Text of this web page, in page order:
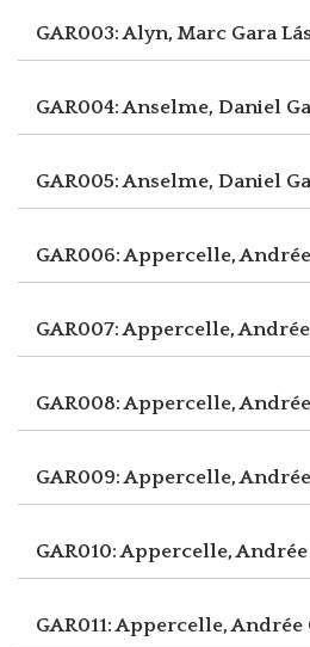
GAR003: Alyn, Marc Gara
GAR004: Anselme, Daniel
GAR005: Anselme, Daniel
GAR006: Appercelle, Andrée
GAR007: Appercelle, Andrée
GAR008: Appercelle, Andrée
GAR009: Appercelle, Andrée
GAR010: Appercelle, Andrée
GAR011: Appercelle, Andrée